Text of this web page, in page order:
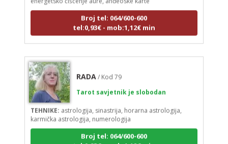
Broj tel: 064/600-600
tel:0,93€ - mob:1,12€ min
TEHNIKE:astrologija, sinastrija, horarna astrologija,
karmička astrologija, numerologija
Broj tel: 064/600-600
tel:0,93€ - mob:1,12€ min